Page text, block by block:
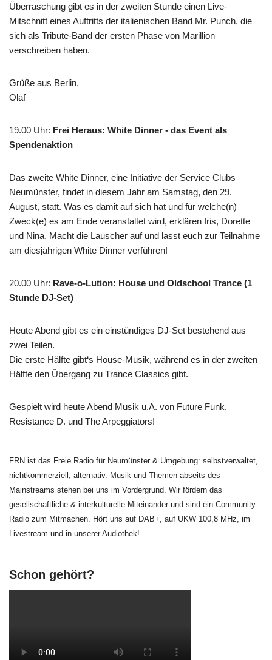
Überraschung gibt es in der zweiten Stunde einen Live-
Mitschnitt eines Auftritts der italienischen Band Mr. Punch, die
sich als Tribute-Band der ersten Phase von Marillion
verschreiben haben.
Grüße aus Berlin,
Olaf
19.00 Uhr: Frei Heraus: White Dinner - das Event als
Spendenaktion
Das zweite White Dinner, eine Initiative der Service Clubs
Neumünster, findet in diesem Jahr am Samstag, den 29.
August, statt. Was es damit auf sich hat und für welche(n)
Zweck(e) es am Ende veranstaltet wird, erklären Iris, Dorette
und Nina. Macht die Lauscher auf und lasst euch zur Teilnahme
am diesjährigen White Dinner verführen!
20.00 Uhr: Rave-o-Lution: House und Oldschool Trance (1
Stunde DJ-Set)
Heute Abend gibt es ein einstündiges DJ-Set bestehend aus
zwei Teilen.
Die erste Hälfte gibt‘s House-Musik, während es in der zweiten
Hälfte den Übergang zu Trance Classics gibt.
Gespielt wird heute Abend Musik u.A. von Future Funk,
Resistance D. und The Arpeggiators!
FRN ist das Freie Radio für Neumünster & Umgebung: selbstverwaltet,
nichtkommerziell, alternativ. Musik und Themen abseits des
Mainstreams stehen bei uns im Vordergrund. Wir fördern das
gesellschaftliche & interkulturelle Miteinander und sind ein Community
Radio zum Mitmachen. Hört uns auf DAB+, auf UKW 100,8 MHz, im
Livestream und in unserer Audiothek!
Schon gehört?